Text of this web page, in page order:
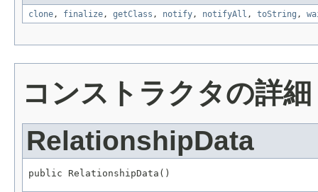
clone, finalize, getClass , notify, notifyAll , toString ,
コンストラクタの詳細
RelationshipData
public RelationshipData()